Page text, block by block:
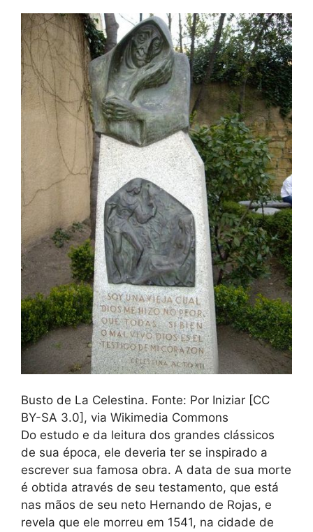
Busto de La Celestina. Fonte: Por Iniziar [CC
BY-SA 3.0], via Wikimedia Commons
Do estudo e da leitura dos grandes clássicos
de sua época, ele deveria ter se inspirado a
escrever sua famosa obra. A data de sua morte
é obtida através de seu testamento, que está
nas mãos de seu neto Hernando de Rojas, e
revela que ele morreu em 1541, na cidade de